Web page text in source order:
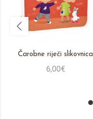
Čarobne riječi slikovnica
6,00€